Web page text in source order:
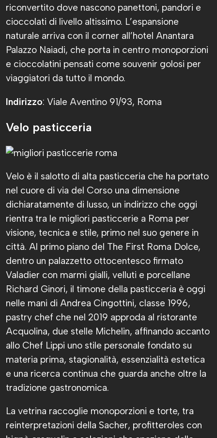
riconvertito dove nascono panettoni, pandori e
cioccolati di livello altissimo. L’espansione
naturale arriva con il corner all’hotel Anantara
Palazzo Naiadi, che porta in centro monoporzioni
e cioccolatini pensati come souvenir golosi per
viaggiatori da tutto il mondo.
Indirizzo: Viale Aventino 91/93, Roma
Velo pasticceria
Velo è il salotto di alta pasticceria che ha portato
nel cuore di via del Corso una dimensione
dichiaratamente di lusso, un indirizzo che oggi
rientra tra le migliori pasticcerie a Roma per
visione, tecnica e stile, primo nel suo genere in
città. Al primo piano del The First Roma Dolce,
dentro un palazzetto ottocentesco firmato
Valadier con marmi gialli, velluti e porcellane
Richard Ginori, il timone della pasticceria è oggi
nelle mani di Andrea Cingottini, classe 1996,
pastry chef che nel 2019 approda al ristorante
Acquolina, due stelle Michelin, affinando accanto
allo Chef Lippi uno stile personale fondato su
materia prima, stagionalità, essenzialità estetica
e una ricerca continua che guarda anche oltre la
tradizione gastronomica.
La vetrina raccoglie monoporzioni e torte, tra
reinterpretazioni della Sacher, profitteroles con